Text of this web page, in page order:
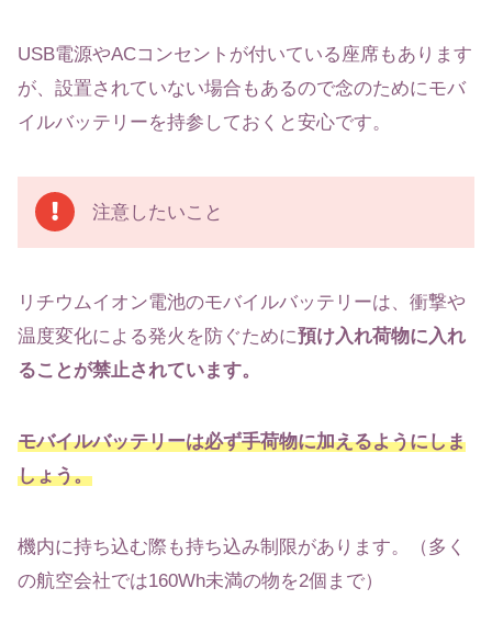
USB電源やACコンセントが付いている座席もあります
が、設置されていない場合もあるので念のためにモバ
イルバッテリーを持参しておくと安心です。
注意したいこと
リチウムイオン電池のモバイルバッテリーは、衝撃や
温度変化による発火を防ぐために預け入れ荷物に入れ
ることが禁止されています。
モバイルバッテリーは必ず手荷物に加えるようにしま
しょう。
機内に持ち込む際も持ち込み制限があります。（多く
の航空会社では160Wh未満の物を2個まで）